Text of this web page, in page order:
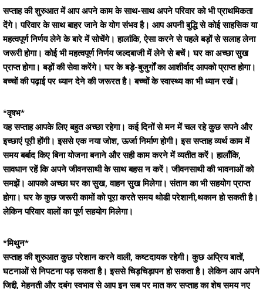
सप्ताह की शुरुआत में आप अपने काम के साथ-साथ अपने परिवार को भी प्राथमिकता
देंगे। परिवार के साथ बाहर जाने के योग संभव है। आप अपनी बुद्धि से कोई साहसिक या
महत्वपूर्ण निर्णय लेने के बारे में सोचेंगे। हालांकि, ऐसा करने से पहले बड़ों से सलाह लेना
जरूरी होगा। कोई भी महत्वपूर्ण निर्णय जल्दबाजी में लेने से बचें। घर का अच्छा सुख
प्राप्त होगा। बड़ों की सेवा करेंगे। घर के बड़े-बुजुर्गों का आशीर्वाद आपको प्राप्त होगा।
बच्चों की पढ़ाई पर ध्यान देने की जरूरत है। बच्चों के स्वास्थ्य का भी ध्यान रखें।
*वृषभ*
यह सप्ताह आपके लिए बहुत अच्छा रहेगा। कई दिनों से मन में चल रहे कुछ सपने और
इच्छाएं पूरी होंगी। इससे एक नया जोश, ऊर्जा निर्माण होगी। इस सप्ताह व्यर्थ काम में
समय बर्बाद किए बिना योजना बनाने और सही काम करने में व्यतीत करें। हालाँकि,
सावधान रहें कि अपने जीवनसाथी के साथ बहस न करें। जीवनसाथी की भावनाओं को
समझें। आपको अच्छा घर का सुख, वाहन सुख मिलेगा। संतान का भी सहयोग प्राप्त
होगा। घर के कुछ जरूरी कामों को पूरा करते समय थोडी परेशानी,थकान हो सकती है।
लेकिन परिवार वालों का पूर्ण सहयोग मिलेगा।
*मिथुन*
सप्ताह की शुरुआत कुछ परेशान करने वाली, कष्टदायक रहेगी। कुछ अप्रिय बातों,
घटनाओं से निपटना पड़ सकता है। इससे चिड़चिड़ापन हो सकता है। लेकिन आप अपने
जिद्दी, मेहनती और दबंग स्वभाव से आप इन सब पर मात कर सप्ताह का शेष समय नए